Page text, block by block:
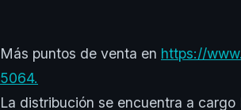
Más puntos de venta en https://
5064.
La distribución se encuentra a cargo